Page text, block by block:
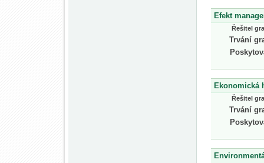
Efekt
Řešitel
Trvání
Ekonomická
Řešitel
Trvání